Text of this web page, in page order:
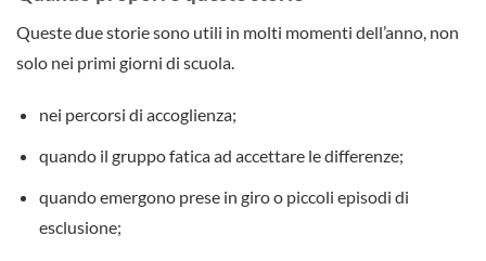
Queste due storie sono utili in molti momenti dell’anno, non
solo nei primi giorni di scuola.
nei percorsi di accoglienza;
quando il gruppo fatica ad accettare le differenze;
quando emergono prese in giro o piccoli episodi di
esclusione;